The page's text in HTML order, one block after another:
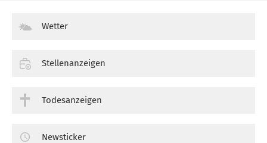
Wetter
Stellenanzeigen
Todesanzeigen
Newsticker